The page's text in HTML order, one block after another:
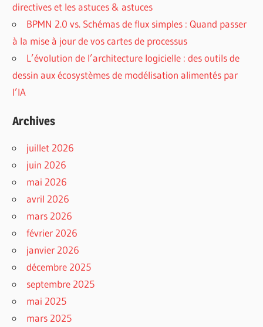
directives et les astuces & astuces
BPMN 2.0 vs. Schémas de flux simples : Quand passer
à la mise à jour de vos cartes de processus
L’évolution de l’architecture logicielle : des outils de
dessin aux écosystèmes de modélisation alimentés par
l’IA
Archives
juillet 2026
juin 2026
mai 2026
avril 2026
mars 2026
février 2026
janvier 2026
décembre 2025
septembre 2025
mai 2025
mars 2025